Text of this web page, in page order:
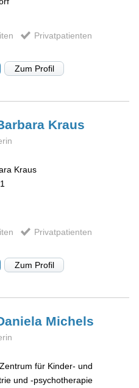
Privatpatienten
Zum Profil
Kraus
Kraus
Privatpatienten
Zum Profil
Michels
für Kinder- und
und -psychotherapie